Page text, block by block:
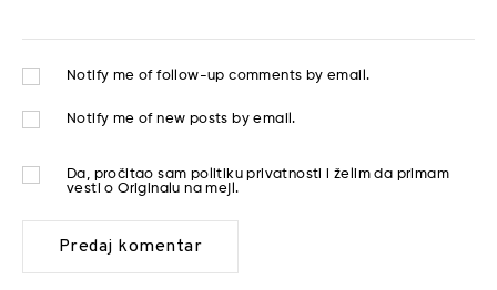
Notify me of follow-up comments by email.
Notify me of new posts by email.
Da, pročitao sam politiku privatnosti
i želim da primam
vesti o Originalu na mejl.